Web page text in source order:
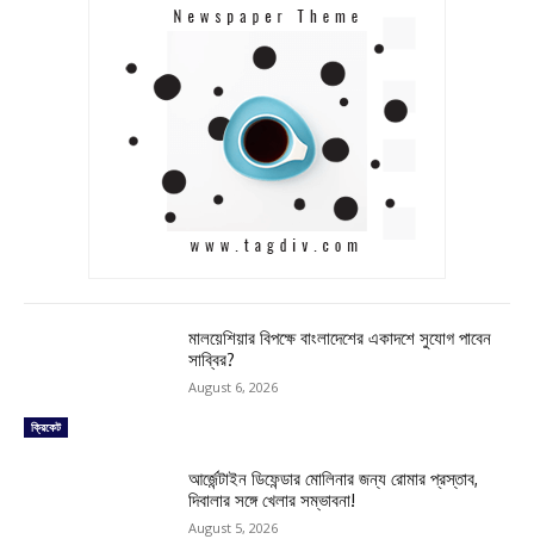
ক্রিকেট
মালয়েশিয়ার বিপক্ষে বাংলাদেশের একাদশে সুযোগ পাবেন
সাব্বির?
August 6, 2026
আর্জেন্টাইন ডিফেন্ডার মোলিনার জন্য রোমার প্রস্তাব,
দিবালার সঙ্গে খেলার সম্ভাবনা!
August 5, 2026